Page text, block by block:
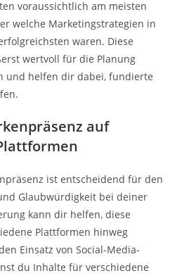
voraussichtlich am meisten
welche Marketingstrategien in
waren. Diese
wertvoll für die Planung
und helfen dir dabei, fundierte
auf
ist entscheidend für den
Glaubwürdigkeit bei deiner
kann dir helfen, diese
Plattformen hinweg
Einsatz von Social-Media-
du Inhalte für verschiedene